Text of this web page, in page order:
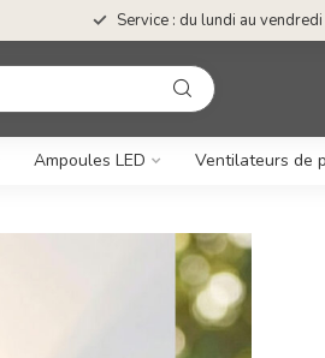
Service : du lundi au
Ampoules LED Ventilateurs de